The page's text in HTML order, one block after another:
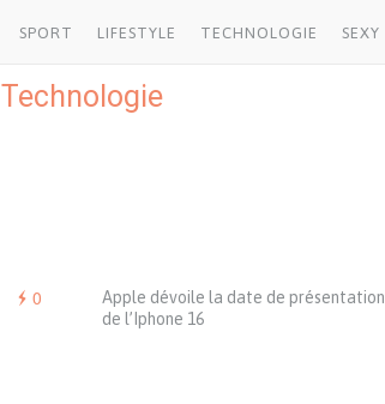
SPORT LIFESTYLE TECHNOLOGIE SEXY
Technologie
0
Apple dévoile la date de présentation
de l’Iphone 16